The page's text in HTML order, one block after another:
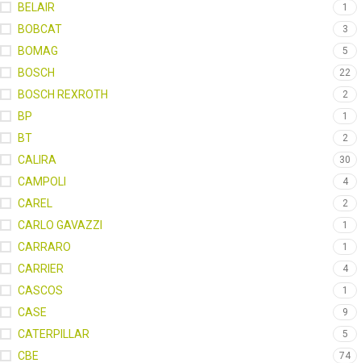
BELAIR 1
BOBCAT 3
BOMAG 5
BOSCH 22
BOSCH REXROTH 2
BP 1
BT 2
CALIRA 30
CAMPOLI 4
CAREL 2
CARLO GAVAZZI 1
CARRARO 1
CARRIER 4
CASCOS 1
CASE 9
CATERPILLAR 5
CBE 74